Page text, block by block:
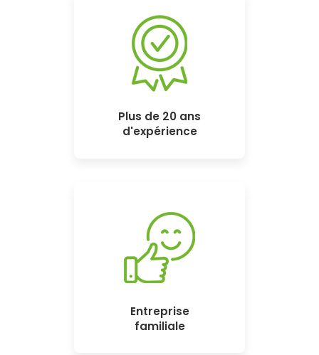
Plus de 20 ans
d'expérience
Entreprise
familiale